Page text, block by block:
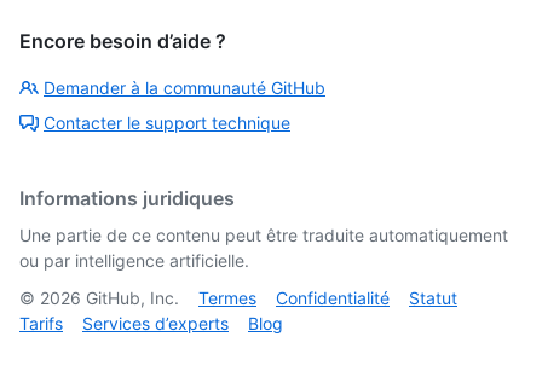
Encore besoin d’aide ?
Demander à la communauté GitHub
Contacter le support technique
Informations juridiques
Une partie de ce contenu peut être traduite automatiquement
ou par intelligence artificielle.
© 2026 GitHub, Inc. Termes Confidentialité
Statut
Tarifs
Services d’experts Blog